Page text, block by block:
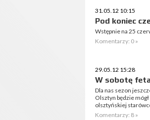
31.05.12 10:15
Pod koniec
Wstępnie na 25
Komentarzy: 0 »
29.05.12 15:28
W sobotę feta
Dla nas sezon
Olsztyn będzie
olsztyńskiej
Komentarzy: 8 »